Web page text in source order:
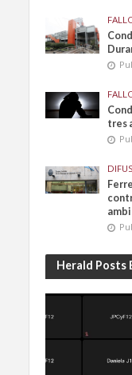
tres
Herald Posts